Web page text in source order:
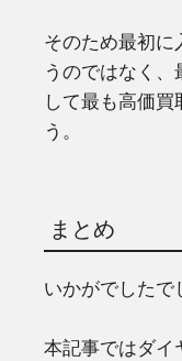
そのため最初に
うのではなく
して最も高価買
う。
まとめ
いかがでしたで
本記事ではダイ